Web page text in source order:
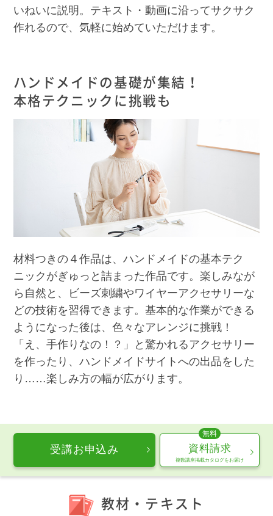
いねいに説明。テキスト・動画に沿ってサクサク
作れるので、気軽に始めていただけます。
ハンドメイドの基礎が集結！
本格テクニックに挑戦も
材料つきの４作品は、ハンドメイドの基本テク
ニックがぎゅっと詰まった作品です。楽しみなが
ら自然と、ビーズ刺繍やワイヤーアクセサリーな
どの技術を習得できます。基本的な作業ができる
ようになった後は、色々なアレンジに挑戦！
「え、手作りなの！？」と驚かれるアクセサリー
を作ったり、ハンドメイドサイトへの出品をした
り……楽しみ方の幅が広がります。
受講お申込み 資料請求
複数講座掲載カタログをお届け
教材・テキスト